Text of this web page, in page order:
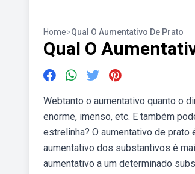
Home>Qual O Aumentativo De Prato
Qual O
Webtanto o aumentativo quanto o
enorme, imenso, etc. E também
estrelinha? O aumentativo de prato
aumentativo dos substantivos é
aumentativo a um determinado